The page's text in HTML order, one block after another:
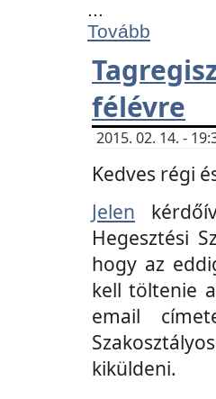
...
Tovább
félévre
2015. 02. 14. -
Kedves régi
Jelen
Hegesztési
hogy az
kell töltenie
email
kiküldeni.